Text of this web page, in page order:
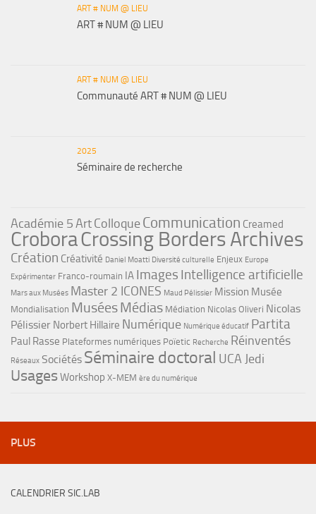
ART # NUM @ LIEU
ART # NUM @ LIEU
ART # NUM @ LIEU
Communauté ART # NUM @ LIEU
2025
Séminaire de recherche
Académie 5ArtColloqueCommunication Creamed
CroboraCrossing Borders Archives
Création Créativité Daniel Moatti Diversité culturelle Enjeux Europe
Expérimenter Franco-roumain IA Images Intelligence artificielle
Mars aux Musées Master 2 ICONES Maud Pélissier Mission Musée
Mondialisation MuséesMédias Médiation Nicolas Oliveri Nicolas
Pélissier Norbert Hillaire Numérique Numérique éducatif Partita
Paul Rasse Plateformes numériques Poïetic Recherche Réinventés
Réseaux Sociétés Séminaire doctoral UCA Jedi
UsagesWorkshop X-MEM ère du numérique
PLUS
CALENDRIER SIC.LAB